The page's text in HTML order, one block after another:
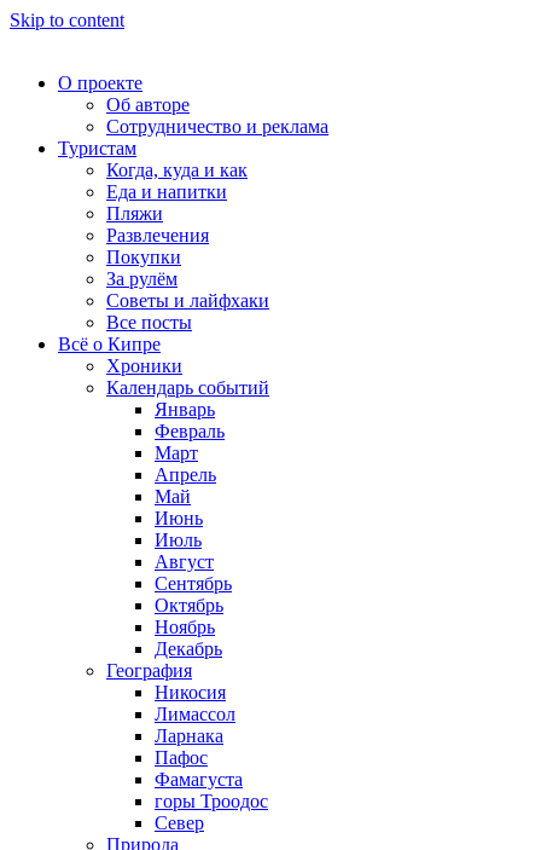
Skip to content
О проекте
Об авторе
Сотрудничество и реклама
Туристам
Когда, куда и как
Еда и напитки
Пляжи
Развлечения
Покупки
За рулём
Советы и лайфхаки
Все посты
Всё о Кипре
Хроники
Календарь событий
Январь
Февраль
Март
Апрель
Май
Июнь
Июль
Август
Сентябрь
Октябрь
Ноябрь
Декабрь
География
Никосия
Лимассол
Ларнака
Пафос
Фамагуста
горы Троодос
Север
Природа